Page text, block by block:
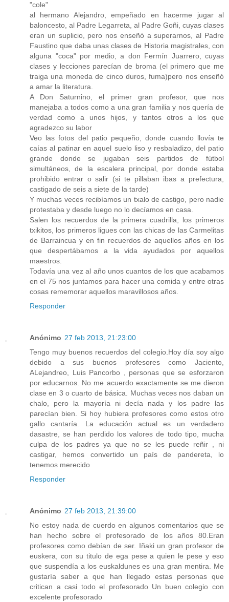
"cole"
al hermano Alejandro, empeñado en hacerme jugar al
baloncesto, al Padre Legarreta, al Padre Goñi, cuyas clases
eran un suplicio, pero nos enseñó a superarnos, al Padre
Faustino que daba unas clases de Historia magistrales, con
alguna "coca" por medio, a don Fermín Juarrero, cuyas
clases y lecciones parecían de broma (el primero que me
traiga una moneda de cinco duros, fuma)pero nos enseñó
a amar la literatura.
A Don Saturnino, el primer gran profesor, que nos
manejaba a todos como a una gran familia y nos quería de
verdad como a unos hijos, y tantos otros a los que
agradezco su labor
Veo las fotos del patio pequeño, donde cuando llovía te
caías al patinar en aquel suelo liso y resbaladizo, del patio
grande donde se jugaban seis partidos de fútbol
simultáneos, de la escalera principal, por donde estaba
prohibido entrar o salir (si te pillaban ibas a prefectura,
castigado de seis a siete de la tarde)
Y muchas veces recibíamos un txalo de castigo, pero nadie
protestaba y desde luego no lo decíamos en casa.
Salen los recuerdos de la primera cuadrilla, los primeros
txikitos, los primeros ligues con las chicas de las Carmelitas
de Barraincua y en fin recuerdos de aquellos años en los
que despertábamos a la vida ayudados por aquellos
maestros.
Todavía una vez al año unos cuantos de los que acabamos
en el 75 nos juntamos para hacer una comida y entre otras
cosas rememorar aquellos maravillosos años.
Responder
Anónimo 27 feb 2013, 21:23:00
Tengo muy buenos recuerdos del colegio.Hoy día soy algo
debido a sus buenos profesores como Jaciento,
ALejandreo, Luis Pancorbo , personas que se esforzaron
por educarnos. No me acuerdo exactamente se me dieron
clase en 3 o cuarto de básica. Muchas veces nos daban un
chalo, pero la mayoría ni decía nada y los padre las
parecían bien. Si hoy hubiera profesores como estos otro
gallo cantaría. La educación actual es un verdadero
dasastre, se han perdido los valores de todo tipo, mucha
culpa de los padres ya que no se les puede reñir , ni
castigar, hemos convertido un país de pandereta, lo
tenemos merecido
Responder
Anónimo 27 feb 2013, 21:39:00
No estoy nada de cuerdo en algunos comentarios que se
han hecho sobre el profesorado de los años 80.Eran
profesores como debían de ser. Iñaki un gran profesor de
euskera, con su titulo de ega pese a quien le pese y eso
que suspendía a los euskaldunes es una gran mentira. Me
gustaría saber a que han llegado estas personas que
critican a casi todo el profesorado Un buen colegio con
excelente profesorado